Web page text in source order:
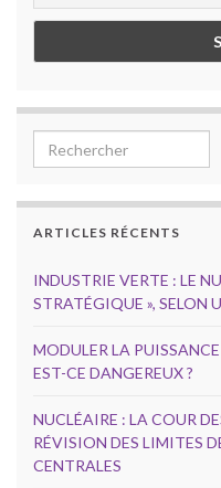
Search for:
ARTICLES RÉCENTS
INDUSTRIE VERTE : LE
STRATÉGIQUE », SELON
MODULER LA
EST-CE DANGEREUX ?
NUCLÉAIRE : LA COUR
RÉVISION DES LIMITES
CENTRALES